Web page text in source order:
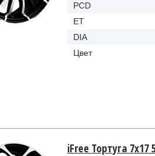
PCD
ET
DIA
Цвет
iFree Тортуга 7x17